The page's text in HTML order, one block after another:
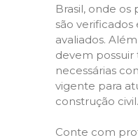
Brasil, onde os
são
avaliados.
devem possuir
necessárias
vigente para
construção civil.
Conte com